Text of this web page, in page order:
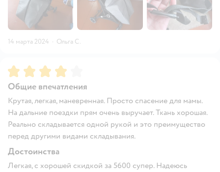
14 марта 2024 · Ольга С.
Рейтинг:4
Общие впечатления
Крутая, легкая, маневренная. Просто спасение для мамы.
На дальние поездки прям очень выручает. Ткань хорошая.
Реально складывается одной рукой и это преимущество
перед другими видами складывания.
Достоинства
Легкая, с хорошей скидкой за 5600 супер. Надеюсь